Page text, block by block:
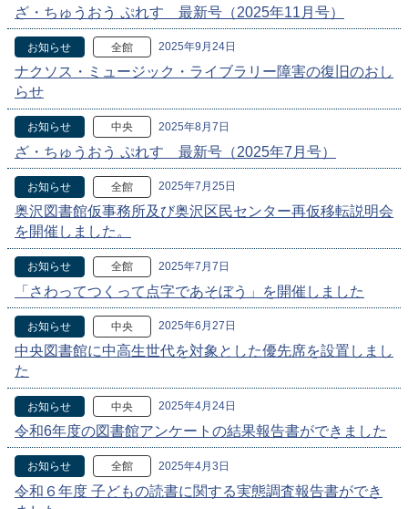
ざ・ちゅうおう ぷれす 最新号（2025年11月号）
お知らせ 全館 2025年9月24日
ナクソス・ミュージック・ライブラリー障害の復旧のおし
らせ
お知らせ 中央 2025年8月7日
ざ・ちゅうおう ぷれす 最新号（2025年7月号）
お知らせ 全館 2025年7月25日
奥沢図書館仮事務所及び奥沢区民センター再仮移転説明会
を開催しました。
お知らせ 全館 2025年7月7日
「さわってつくって点字であそぼう」を開催しました
お知らせ 中央 2025年6月27日
中央図書館に中高生世代を対象とした優先席を設置しまし
た
お知らせ 中央 2025年4月24日
令和6年度の図書館アンケートの結果報告書ができました
お知らせ 全館 2025年4月3日
令和６年度 子どもの読書に関する実態調査報告書ができ